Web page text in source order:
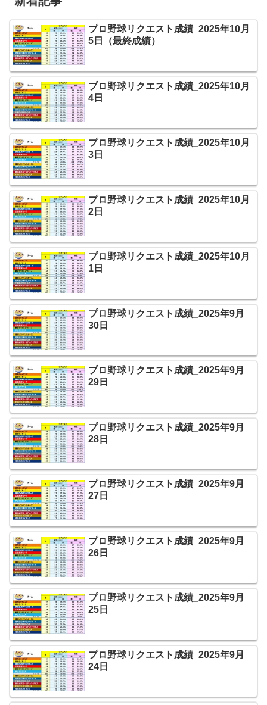
プロ野球リクエスト成績_2025年10月
5日（最終成績）
プロ野球リクエスト成績_2025年10月
4日
プロ野球リクエスト成績_2025年10月
3日
プロ野球リクエスト成績_2025年10月
2日
プロ野球リクエスト成績_2025年10月
1日
プロ野球リクエスト成績_2025年9月
30日
プロ野球リクエスト成績_2025年9月
29日
プロ野球リクエスト成績_2025年9月
28日
プロ野球リクエスト成績_2025年9月
27日
プロ野球リクエスト成績_2025年9月
26日
プロ野球リクエスト成績_2025年9月
25日
プロ野球リクエスト成績_2025年9月
24日